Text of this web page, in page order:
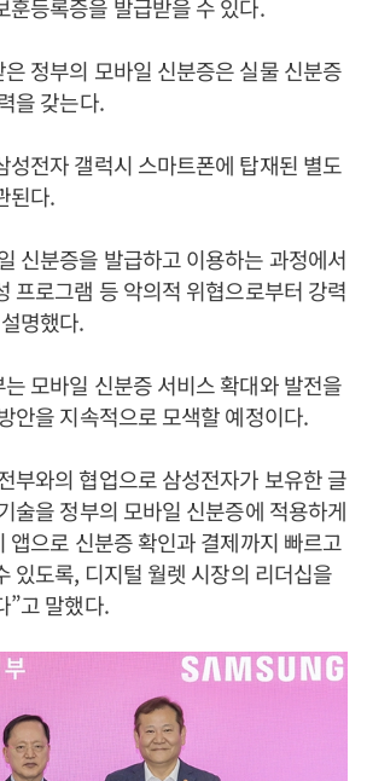
훈등록증을 발급받을 수 있다.
정부의 모바일 신분증은 실물 신분증
을 갖는다.
성전자 갤럭시 스마트폰에 탑재된 별도
된다.
신분증을 발급하고 이용하는 과정에서
프로그램 등 악의적 위협으로부터 강력
명했다.
모바일 신분증 서비스 확대와 발전을
안을 지속적으로 모색할 예정이다.
부와의 협업으로 삼성전자가 보유한 글
술을 정부의 모바일 신분증에 적용하게
앱으로 신분증 확인과 결제까지 빠르고
있도록, 디지털 월렛 시장의 리더십을
”고 말했다.